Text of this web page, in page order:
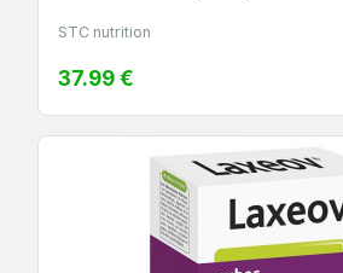
STC nutrition
37.99 €